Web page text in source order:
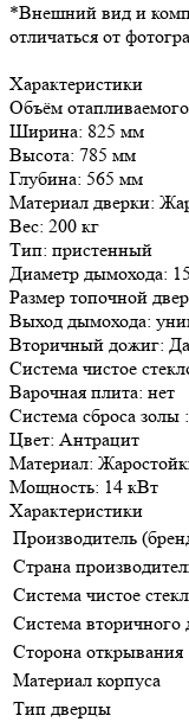
*Внешний вид и
отличаться от
Характеристики
Объём
Ширина: 825 мм
Высота: 785 мм
Глубина: 565 мм
Материал дверки:
Вес: 200 кг
Тип: пристенный
Диаметр дымохода:
Размер топочной
Выход дымохода:
Вторичный дожиг: Да
Система чистое
Варочная плита: нет
Система сброса золы
Цвет: Антрацит
Материал:
Мощность: 14 кВт
Характеристики
Производитель
Страна
Система чистое
Система вторичного
Сторона открывания
Материал корпуса
Тип дверцы